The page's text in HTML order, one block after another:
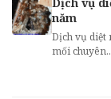
Dịch vụ
năm
Dịch vụ diệt
mối